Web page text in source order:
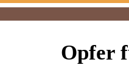
Opfer